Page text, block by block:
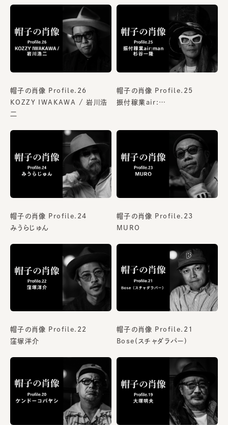
帽子の肖像 Profile.26
KOZZY IWAKAWA / 岩川浩
二
帽子の肖像 Profile.25
振付稼業air:…
帽子の肖像 Profile.24
みうらじゅん
帽子の肖像 Profile.23
MURO
帽子の肖像 Profile.22
窪塚洋介
帽子の肖像 Profile.21
Bose(スチャダラパー)